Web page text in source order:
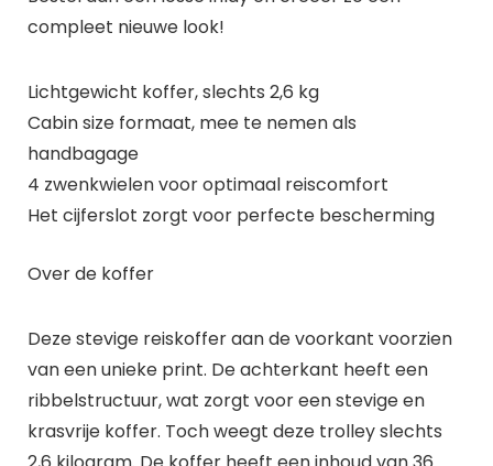
compleet nieuwe look!
Lichtgewicht koffer, slechts 2,6 kg
Cabin size formaat, mee te nemen als
handbagage
4 zwenkwielen voor optimaal reiscomfort
Het cijferslot zorgt voor perfecte bescherming
Over de koffer
Deze stevige reiskoffer aan de voorkant voorzien
van een unieke print. De achterkant heeft een
ribbelstructuur, wat zorgt voor een stevige en
krasvrije koffer. Toch weegt deze trolley slechts